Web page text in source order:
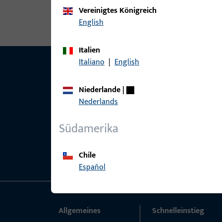
Vereinigtes Königreich
English
Italien
Italiano | English
Niederlande|
Nederlands
Südamerika
Chile
Español
Allgemeines Schnelleinstieg